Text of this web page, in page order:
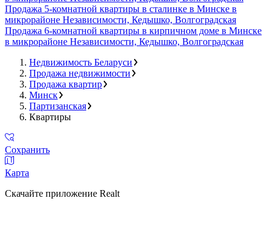
Продажа 5-комнатной квартиры в сталинке в Минске в
микрорайоне Независимости, Кедышко, Волгоградская
Продажа 6-комнатной квартиры в кирпичном доме в Минске
в микрорайоне Независимости, Кедышко, Волгоградская
Недвижимость Беларуси
Продажа недвижимости
Продажа квартир
Минск
Партизанская
Квартиры
Сохранить
Карта
Скачайте приложение Realt